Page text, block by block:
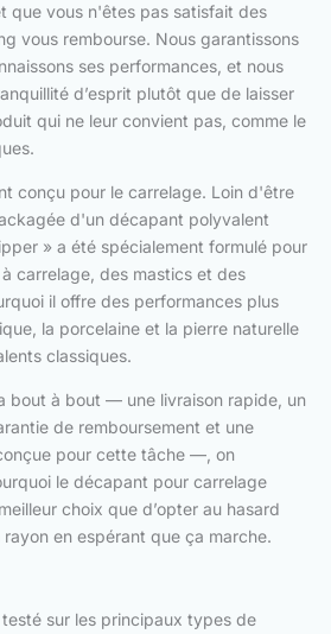
que vous n'êtes pas satisfait des
vous rembourse. Nous garantissons
ses performances, et nous
d’esprit plutôt que de laisser
qui ne leur convient pas, comme le
conçu pour le carrelage. Loin d'être
d'un décapant polyvalent
» a été spécialement formulé pour
carrelage, des mastics et des
il offre des performances plus
la porcelaine et la pierre naturelle
classiques.
bout à bout — une livraison rapide, un
de remboursement et une
pour cette tâche —, on
le décapant pour carrelage
choix que d’opter au hasard
en espérant que ça marche.
sur les principaux types de